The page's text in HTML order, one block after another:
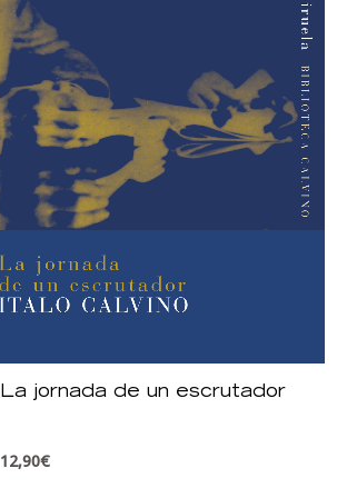
La jornada de un escrutador
12,90€